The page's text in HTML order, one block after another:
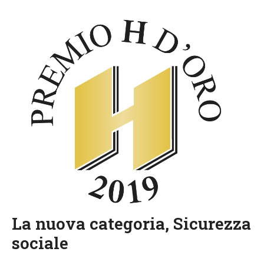
La nuova categoria, Sicurezza
sociale